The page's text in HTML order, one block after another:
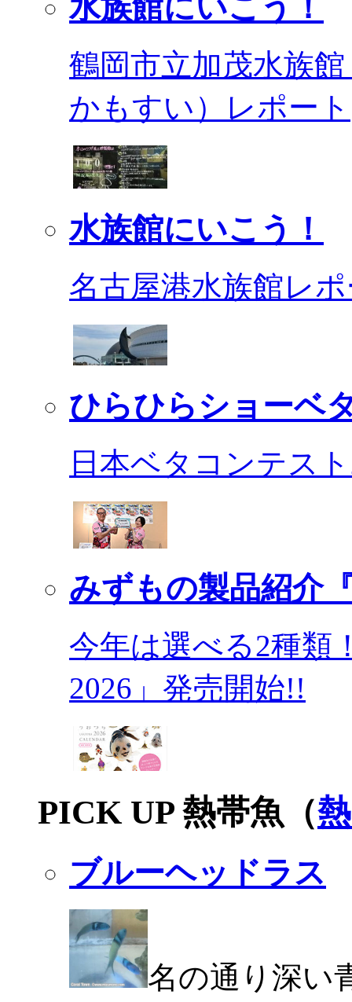
水族館にいこう！
鶴岡市立加茂水族
かもすい）レポート
水族館にいこう！
名古屋港水族館レ
ひらひらショーベ
日本ベタコンテス
みずもの製品紹介
今年は選べる2種類
2026」発売開始!!
PICK UP 熱帯魚（
ブルーヘッドラス
名の通り深い